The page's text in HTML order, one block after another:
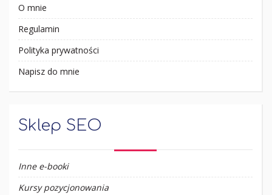
O mnie
Regulamin
Polityka prywatności
Napisz do mnie
Sklep SEO
Inne e-booki
Kursy pozycjonowania